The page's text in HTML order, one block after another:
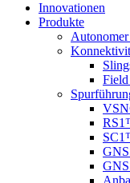
Innovationen
Produkte